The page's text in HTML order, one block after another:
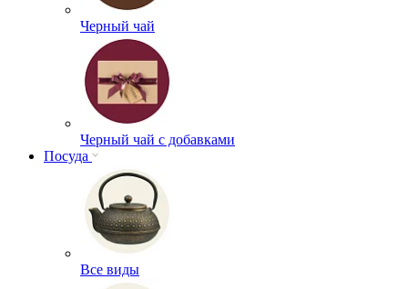
Черный чай
Черный чай с добавками
Посуда
Все виды